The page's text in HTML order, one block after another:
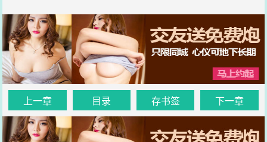
上一章 目录 存书签 下一章